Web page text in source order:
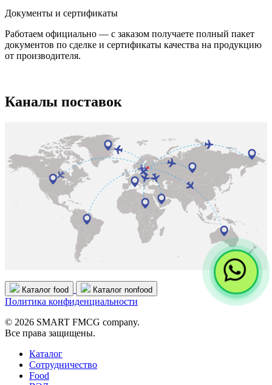
Документы и сертификаты
Работаем официально — с заказом получаете полный пакет
документов по сделке и сертификаты качества на продукцию
от производителя.
Каналы поставок
Каталог food Каталог nonfood
Политика конфиденциальности
© 2026 SMART FMCG company.
Все права защищены.
Каталог
Cотрудничество
Food